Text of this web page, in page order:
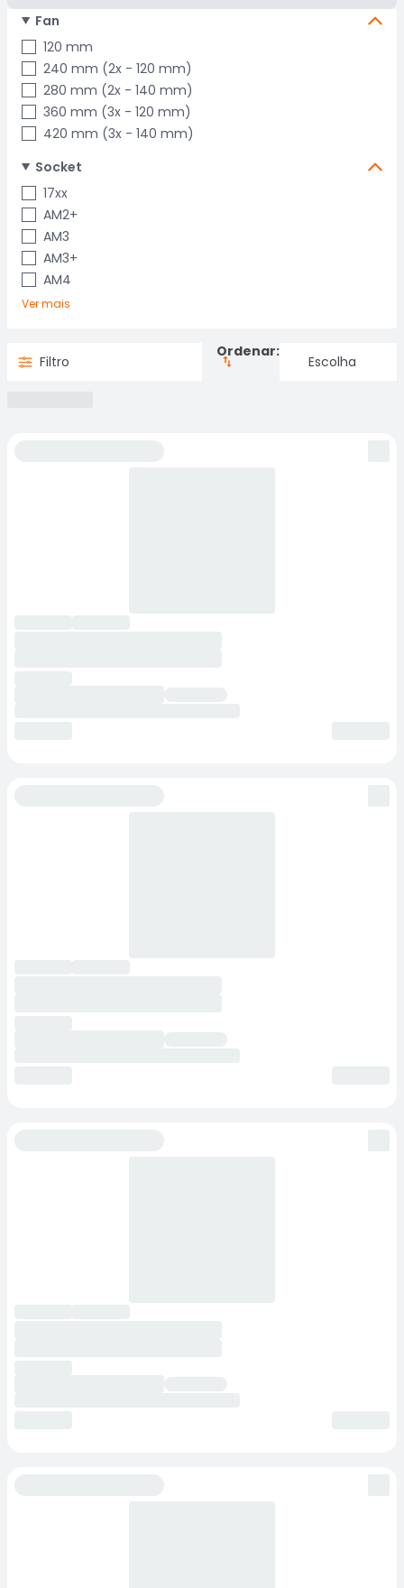
Fan
120 mm
240 mm (2x - 120 mm)
280 mm (2x - 140 mm)
360 mm (3x - 120 mm)
420 mm (3x - 140 mm)
Socket
17xx
AM2+
AM3
AM3+
AM4
Ver mais
Filtro
Ordenar: